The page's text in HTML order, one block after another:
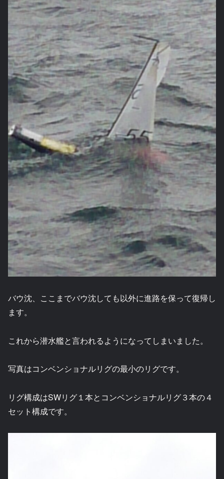
バウ沈、ここまでバウ沈しても以外に進路を保って復帰し
ます。
これから潜水艦と言われるようになってしまいました。
写真はコンベンショナルリグの最小のリグです。
リグ構成はSWリグ１本とコンベンショナルリグ３本の４
セット構成です。